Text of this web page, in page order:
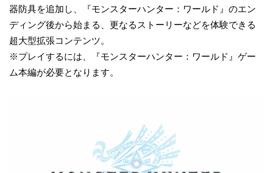
器防具を追加し、『モンスターハンター：ワールド』のエン
ディング後から始まる、更なるストーリーなどを体験できる
超大型拡張コンテンツ。
※プレイするには、『モンスターハンター：ワールド』ゲー
ム本編が必要となります。